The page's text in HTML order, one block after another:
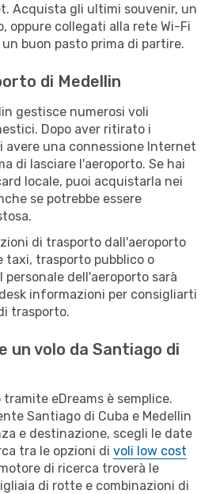
Acquista gli ultimi souvenir, un
oppure collegati alla rete Wi-Fi
buon pasto prima di partire.
di Medellin
gestisce numerosi voli
Dopo aver ritirato i
avere una connessione Internet
di lasciare l'aeroporto. Se hai
locale, puoi acquistarla nei
se potrebbe essere
di trasporto dall'aeroporto
taxi, trasporto pubblico o
dell'aeroporto sarà
informazioni per consigliarti
trasporto.
un volo da Santiago di
eDreams è semplice.
Santiago di Cuba e Medellin
e destinazione, scegli le date
tra le opzioni di voli low cost
di ricerca troverà le
di rotte e combinazioni di